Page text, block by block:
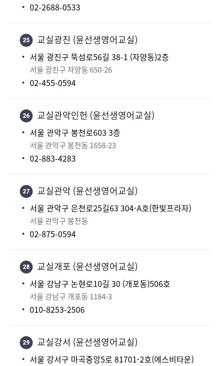
02-2688-0533
25 교실광진 (윤선생영어교실)
서울 광진구 뚝섬로56길 38-1 (자양동)2층
서울 광진구 자양동 650-26
02-455-0594
26 교실관악인헌 (윤선생영어교실)
서울 관악구 봉천로603 3층
서울 관악구 봉천동 1658-23
02-883-4283
27 교실관악 (윤선생영어교실)
서울 관악구 은천로25길63 304-A호(한빛프라자)
서울 관악구 봉천동
02-875-0594
28 교실개포 (윤선생영어교실)
서울 강남구 논현로10길 30 (개포동)506호
서울 강남구 개포동 1184-3
010-8253-2506
29 교실강서 (윤선생영어교실)
서울 강서구 마곡중앙5로 81701-2호(에스비타운)